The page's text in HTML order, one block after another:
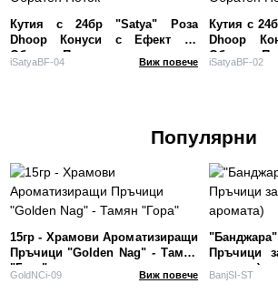
Кутия с 24бр "Satya" Роза
Dhoop Конуси с Ефект на
Обратен Поток
iSatyaBF-04 Виж повече
Кутия с
Dhoop
Обратен
iSatyaBF-02
Популярни
15гр - Храмови Ароматизиращи
Пръчици "Golden Nag" - Тамян
"Гора"
GoldNCi-09 Виж повече
Пръчици
аромата)
BanjSI-ST